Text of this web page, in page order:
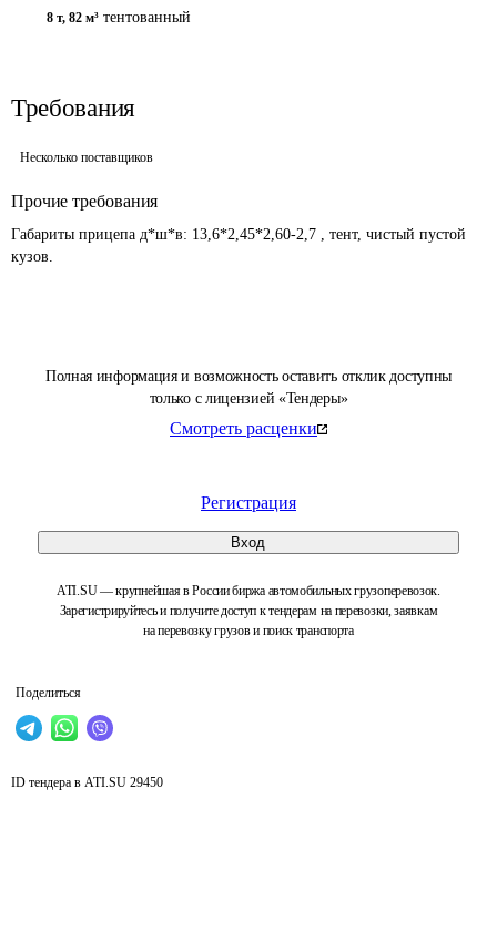
Полная информация и возможность оставить отклик доступны
только с лицензией «Тендеры»
Смотреть расценки
Регистрация
Вход
ATI.SU — крупнейшая в России биржа автомобильных грузоперевозок.
Зарегистрируйтесь и получите доступ к тендерам на перевозки, заявкам
на перевозку грузов и поиск транспорта
Поделиться
8 т, 82 м³ тентованный
Требования
Несколько поставщиков
Прочие требования
Габариты прицепа д*ш*в: 13,6*2,45*2,60-2,7 , тент, чистый пустой
кузов.
ID тендера в ATI.SU 29450